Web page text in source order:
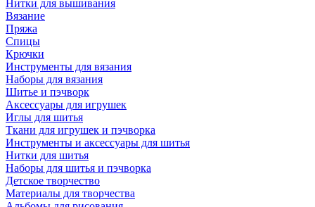
Нитки для вышивания
Вязание
Пряжа
Спицы
Крючки
Инструменты для вязания
Наборы для вязания
Шитье и пэчворк
Аксессуары для игрушек
Иглы для шитья
Ткани для игрушек и пэчворка
Инструменты и аксессуары для шитья
Нитки для шитья
Наборы для шитья и пэчворка
Детское творчество
Материалы для творчества